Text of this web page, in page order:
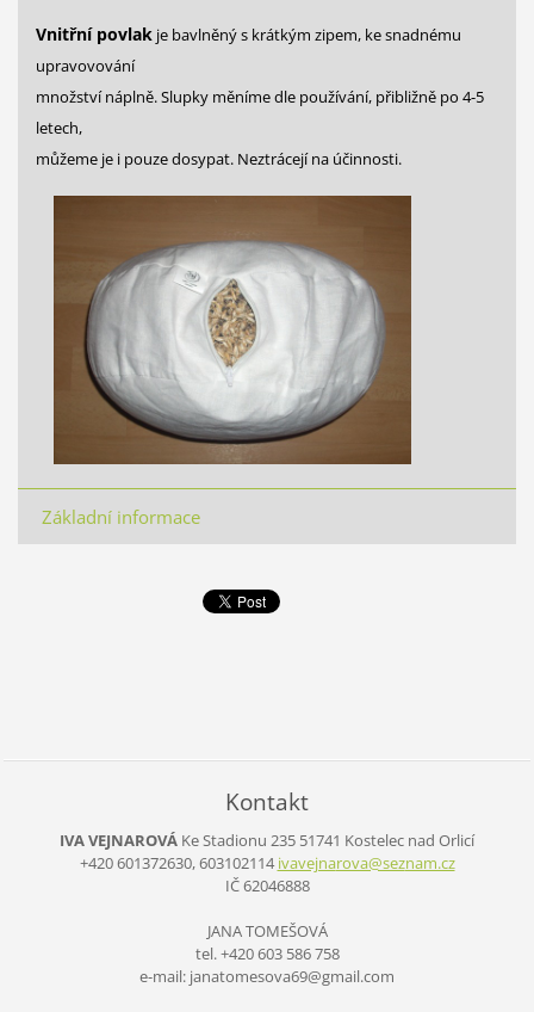
Vnitřní povlakje bavlněný s krátkým zipem, ke snadnému
upravovování
množství náplně. Slupky měníme dle používání, přibližně po 4-5
letech,
můžeme je i pouze dosypat. Neztrácejí na účinnosti.
Základní informace
Kontakt
IVA VEJNAROVÁ Ke Stadionu 235 51741 Kostelec nad Orlicí
+420 601372630, 603102114ivavejnarova@seznam.cz
IČ 62046888
JANA TOMEŠOVÁ
tel. +420 603 586 758
e-mail: janatomesova69@gmail.com